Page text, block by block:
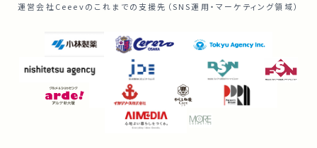
運営会社Ceeevのこれまでの支援先（SNS運用・マーケティング領域）